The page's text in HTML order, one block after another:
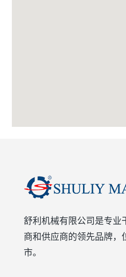
舒利机械有限公司是专业
商和供应商的领先品牌，
市。